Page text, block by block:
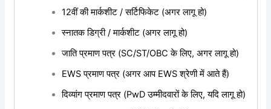
12वीं की मार्कशीट / सर्टिफिकेट (अगर लागू हो)
स्नातक डिग्री / मार्कशीट (अगर लागू हो)
जाति प्रमाण पत्र (SC/ST/OBC के लिए, अगर लागू हो)
EWS प्रमाण पत्र (अगर आप EWS श्रेणी में आते हैं)
दिव्यांग प्रमाण पत्र (PwD उम्मीदवारों के लिए, यदि लागू हो)